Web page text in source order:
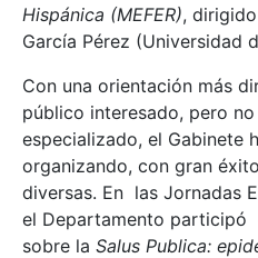
Hispánica (MEFER),
García Pérez (Universidad
Con una orientación más
público interesado, pero
especializado, el Gabinete
organizando, con gran
diversas. En las Jornadas
el Departamento participó
sobre la Salus Publica: